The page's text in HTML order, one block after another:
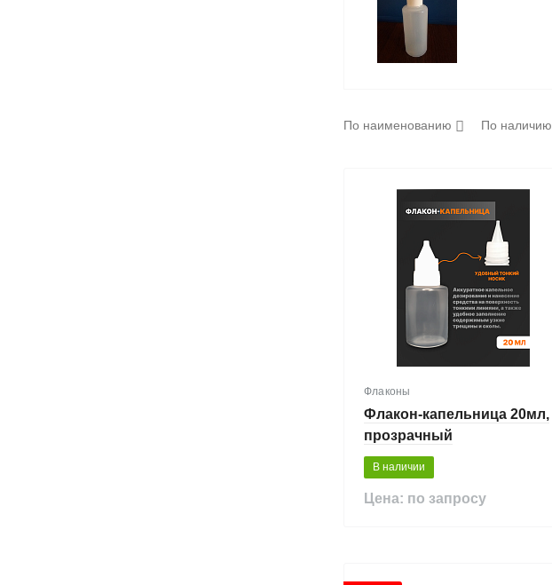
По наименованию По наличию
Флаконы
Флакон-капельница 20мл,
прозрачный
В наличии
Цена: по запросу